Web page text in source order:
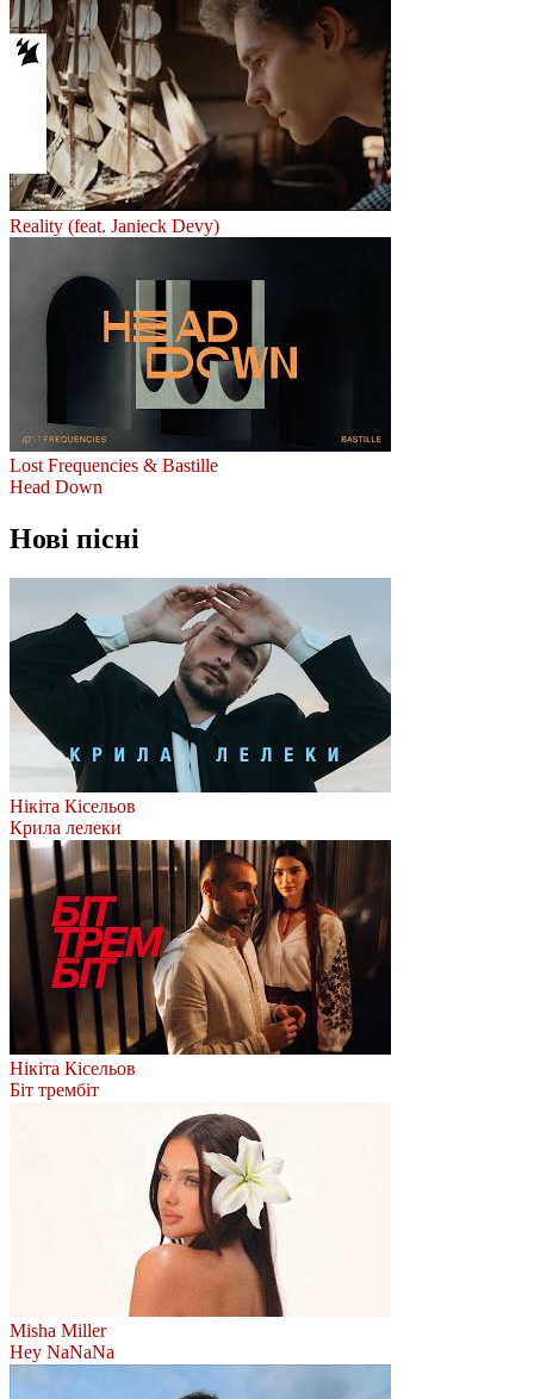
Reality (feat. Janieck Devy)
Lost Frequencies & Bastille
Head Down
Нові пісні
Нікіта Кісельов
Крила лелеки
Нікіта Кісельов
Біт трембіт
Misha Miller
Hey NaNaNa